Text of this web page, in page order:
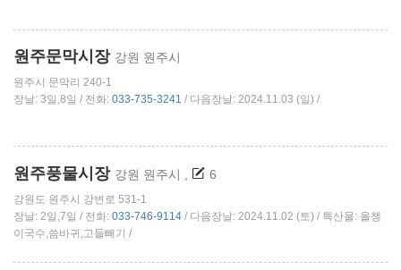
원주문막시장 강원 원주시
원주시 문막리 240-1
장날: 3일,8일 / 전화: 033-735-3241 / 다음장날: 2024.11.03 (일) /
원주풍물시장 강원 원주시 , 6
강원도 원주시 강변로 531-1
장날: 2일,7일 / 전화: 033-746-9114 / 다음장날: 2024.11.02 (토) / 특산물: 올챙
이국수,씀바귀,고들빼기 /